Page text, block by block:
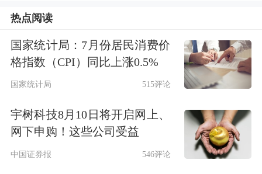
热点阅读
国家统计局：7月份居民消费价
格指数（CPI）同比上涨0.5%
国家统计局 515评论
宇树科技8月10日将开启网上、
网下申购！这些公司受益
中国证券报 546评论